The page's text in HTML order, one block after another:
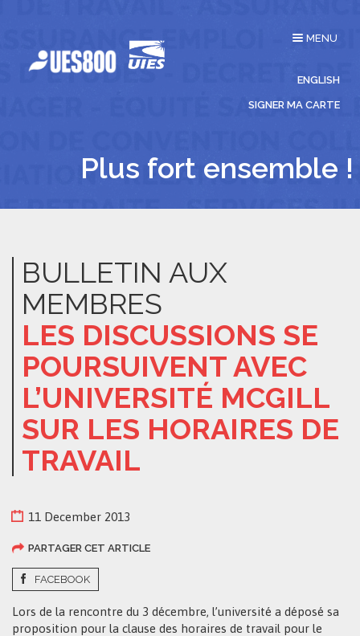
Affichage
MENU
ENGLISH
SIGNER MA CARTE
Plus fort ensemble !
BULLETIN AUX
MEMBRES
LES DISCUSSIONS SE
POURSUIVENT AVEC
L’UNIVERSITÉ MCGILL
SUR LES HORAIRES DE
TRAVAIL
11 December 2013
PARTAGER CET ARTICLE
FACEBOOK
Lors de la rencontre du 3 décembre, l’université a déposé sa
proposition pour la clause des horaires de travail pour le